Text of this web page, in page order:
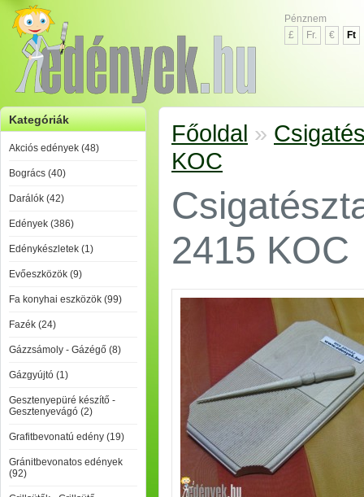
Pénznem
£
Fr. € Ft
Kategóriák
Akciós edények (48)
Bogrács (40)
Darálók (42)
Edények (386)
Edénykészletek (1)
Evőeszközök (9)
Fa konyhai eszközök (99)
Fazék (24)
Gázzsámoly - Gázégő (8)
Gázgyújtó (1)
Gesztenyepüré készítő -
Gesztenyevágó (2)
Grafitbevonatú edény (19)
Gránitbevonatos edények
(92)
Főoldal »
KOC
2415 KOC